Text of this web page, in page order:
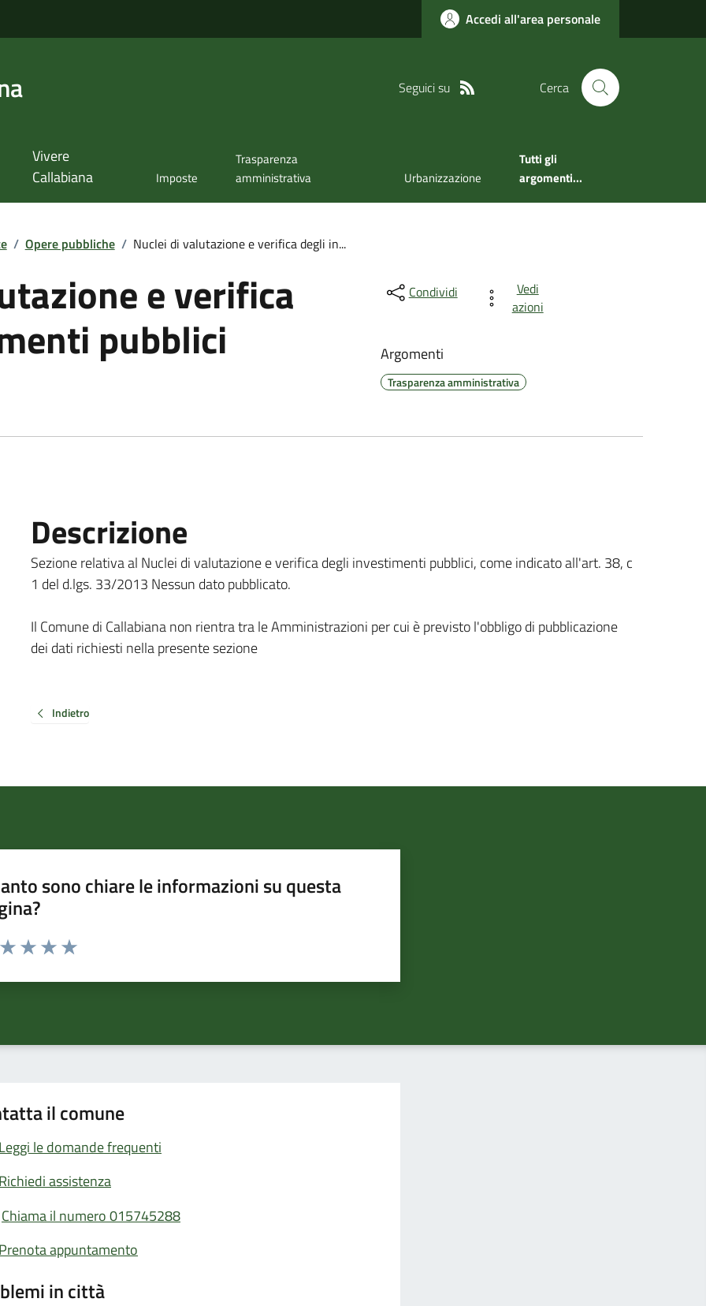
Accedi all'area personale
Seguici su Cerca
Vivere
Callabiana
Imposte
Trasparenza
amministrativa
Urbanizzazione
Tutti gli
argomenti...
/ Opere pubbliche / Nuclei di valutazione e verifica degli in...
e verifica
pubblici
Condividi
Vedi
azioni
Argomenti
Trasparenza amministrativa
Descrizione
Sezione relativa al Nuclei di valutazione e verifica degli investimenti pubblici, come indicato all'art. 38, c
1 del d.lgs. 33/2013 Nessun dato pubblicato.
Il Comune di Callabiana non rientra tra le Amministrazioni per cui è previsto l'obbligo di pubblicazione
dei dati richiesti nella presente sezione
Indietro
sono chiare le informazioni su questa
da 1 a 5 stelle la pagina
il comune
Leggi le domande frequenti
Richiedi assistenza
Chiama il numero 015745288
Prenota appuntamento
in città